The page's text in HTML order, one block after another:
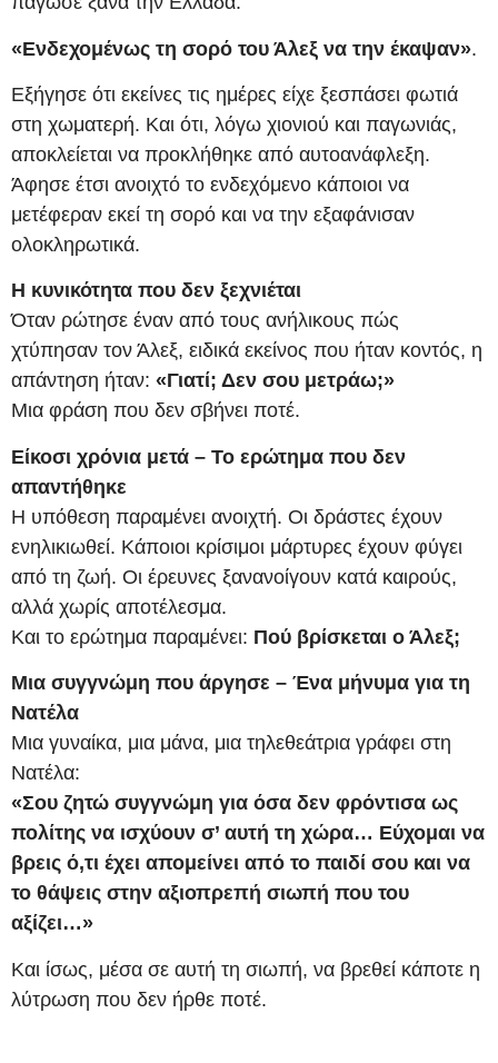
«Ενδεχομένως τη σορό του Άλεξ να την έκαψαν».
Εξήγησε ότι εκείνες τις ημέρες είχε ξεσπάσει φωτιά
στη χωματερή. Και ότι, λόγω χιονιού και παγωνιάς,
αποκλείεται να προκλήθηκε από αυτοανάφλεξη.
Άφησε έτσι ανοιχτό το ενδεχόμενο κάποιοι να
μετέφεραν εκεί τη σορό και να την εξαφάνισαν
ολοκληρωτικά.
Η κυνικότητα που δεν ξεχνιέται
Όταν ρώτησε έναν από τους ανήλικους πώς
χτύπησαν τον Άλεξ, ειδικά εκείνος που ήταν κοντός, η
απάντηση ήταν: «Γιατί; Δεν σου μετράω;»
Μια φράση που δεν σβήνει ποτέ.
Είκοσι χρόνια μετά – Το ερώτημα που δεν
απαντήθηκε
Η υπόθεση παραμένει ανοιχτή. Οι δράστες έχουν
ενηλικιωθεί. Κάποιοι κρίσιμοι μάρτυρες έχουν φύγει
από τη ζωή. Οι έρευνες ξανανοίγουν κατά καιρούς,
αλλά χωρίς αποτέλεσμα.
Και το ερώτημα παραμένει: Πού βρίσκεται ο Άλεξ;
Μια συγγνώμη που άργησε – Ένα μήνυμα για τη
Νατέλα
Μια γυναίκα, μια μάνα, μια τηλεθεάτρια γράφει στη
Νατέλα:
«Σου ζητώ συγγνώμη για όσα δεν φρόντισα ως
πολίτης να ισχύουν σ’ αυτή τη χώρα… Εύχομαι να
βρεις ό,τι έχει απομείνει από το παιδί σου και να
το θάψεις στην αξιοπρεπή σιωπή που του
αξίζει…»
Και ίσως, μέσα σε αυτή τη σιωπή, να βρεθεί κάποτε η
λύτρωση που δεν ήρθε ποτέ.